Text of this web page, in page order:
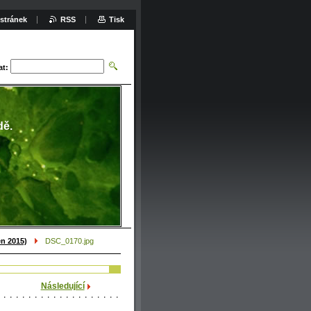
2015) DSC_0170.jpg
Následující
RSS Tisk